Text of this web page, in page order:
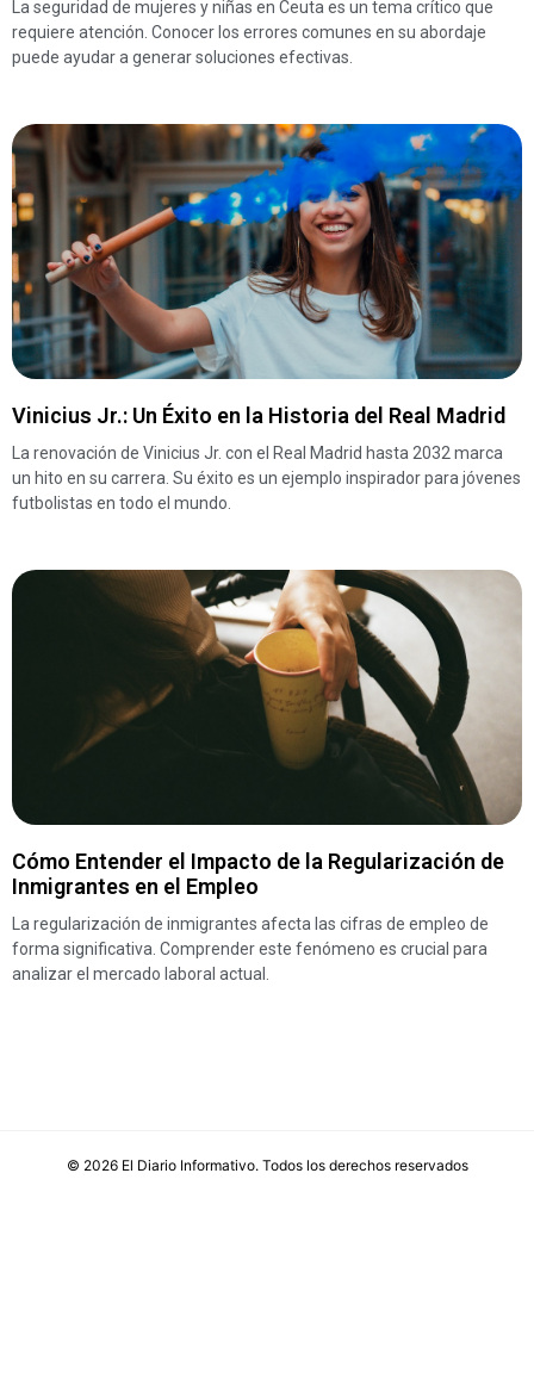
La seguridad de mujeres y niñas en Ceuta es un tema crítico que
requiere atención. Conocer los errores comunes en su abordaje
puede ayudar a generar soluciones efectivas.
Vinicius Jr.: Un Éxito en la Historia del Real Madrid
La renovación de Vinicius Jr. con el Real Madrid hasta 2032 marca
un hito en su carrera. Su éxito es un ejemplo inspirador para jóvenes
futbolistas en todo el mundo.
Cómo Entender el Impacto de la Regularización de
Inmigrantes en el Empleo
La regularización de inmigrantes afecta las cifras de empleo de
forma significativa. Comprender este fenómeno es crucial para
analizar el mercado laboral actual.
© 2026 El Diario Informativo. Todos los derechos reservados